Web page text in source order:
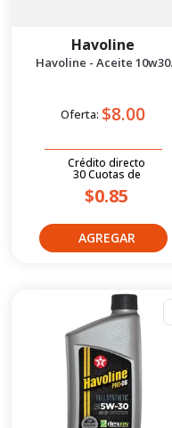
Havoline
Havoline - Aceite 10w30
Oferta: $8.00
Crédito directo
30Cuotas de
$0.85